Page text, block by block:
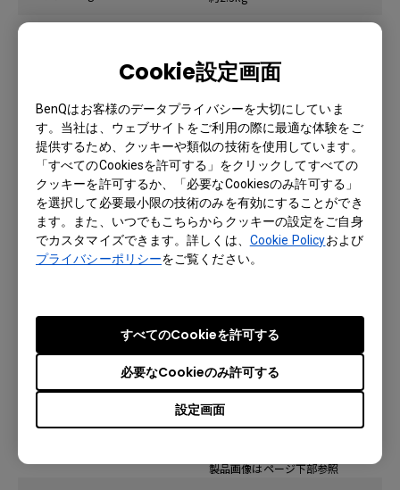
Cookie設定画面
BenQはお客様のデータプライバシーを大切にしていま
す。当社は、ウェブサイトをご利用の際に最適な体験をご
提供するため、クッキーや類似の技術を使用しています。
「すべてのCookiesを許可する」をクリックしてすべての
クッキーを許可するか、「必要なCookiesのみ許可する」
を選択して必要最小限の技術のみを有効にすることができ
ます。また、いつでもこちらからクッキーの設定をご自身
でカスタマイズできます。詳しくは、 Cookie Policyおよび
プライバシーポリシーをご覧ください。
設定画面
必要なCookieのみ許可する
すべてのCookieを許可する
リモコン(電池付属) x 1
電源ケーブル x1 (1.8M)
付属ケーブル
x 1 (VGAケーブル) ※2023年3月
以前製造分に同梱
x 1 (HDMIケーブル) ※2023年4月
以降製造分に同梱
x 1
アクセサリー(オプション)
製品画像はページ下部参照